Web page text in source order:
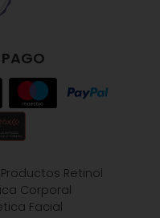
Productos Retinol
Corporal
Facial